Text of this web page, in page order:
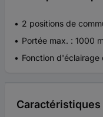
2 positions de
Portée max. : 1000 m
Fonction